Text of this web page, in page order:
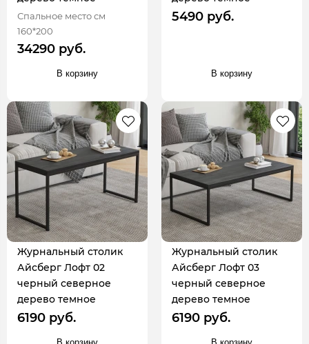
Спальное место см
160*200
34290 руб.
В корзину
5490 руб.
В корзину
Журнальный столик
Айсберг Лофт 02
черный северное
дерево темное
6190 руб.
Журнальный столик
Айсберг Лофт 03
черный северное
дерево темное
6190 руб.